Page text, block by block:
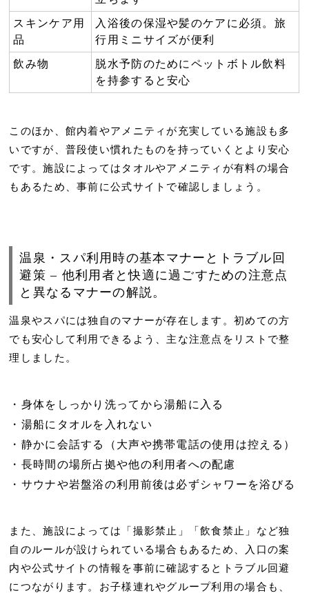
スキンケア用
品
入浴後の保湿や髪のケアに必須。旅
行用ミニサイズが便利
飲み物
脱水予防のためにペットボトル飲料
を持参すると安心
このほか、館内着やアメニティが充実している施設も多
いですが、普段使い慣れたものを持っていくとより安心
です。施設によってはタオルやアメニティが有料の場合
もあるため、事前に公式サイトで確認しましょう。
温泉・スパ利用時の基本マナーとトラブル回
避策 – 他利用者と快適に過ごすための注意点
と異なるマナーの解説。
温泉やスパには独自のマナーが存在します。初めての方
でも安心して利用できるよう、主な注意点をリストで整
理しました。
身体をしっかり洗ってから湯船に入る
湯船にタオルを入れない
静かに会話する（大声や携帯電話の使用は控える）
長時間の場所占拠や他の利用者への配慮
サウナや岩盤浴の利用前後は必ずシャワーを浴びる
また、施設によっては「撮影禁止」「飲食禁止」など独
自のルールが設けられている場合もあるため、入口の案
内や公式サイトの情報を事前に確認するとトラブル回避
につながります。お子様連れやグループ利用の場合も、